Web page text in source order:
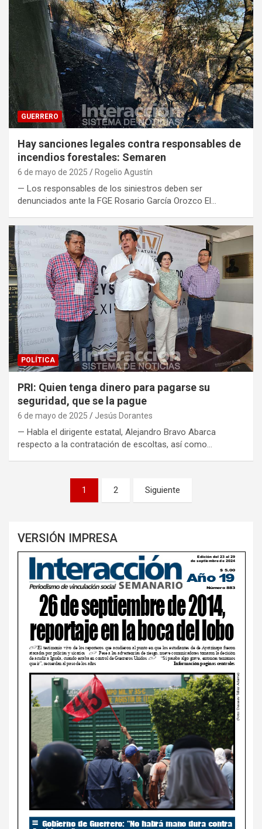
GUERRERO
Hay sanciones legales contra responsables de
incendios forestales: Semaren
6 de mayo de 2025 Rogelio Agustín
— Los responsables de los siniestros deben ser
denunciados ante la FGE Rosario García Orozco El…
POLÍTICA
PRI: Quien tenga dinero para pagarse su
seguridad, que se la pague
6 de mayo de 2025 Jesús Dorantes
— Habla el dirigente estatal, Alejandro Bravo Abarca
respecto a la contratación de escoltas, así como…
1 2 Siguiente
VERSIÓN IMPRESA